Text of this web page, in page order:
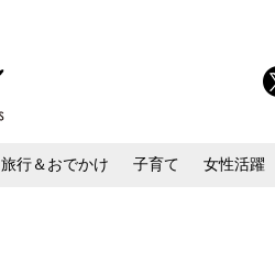
旅行＆おでかけ 子育て 女性活躍